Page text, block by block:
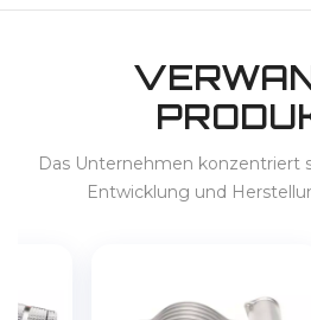
Das Unternehmen konzentriert
Entwicklung und